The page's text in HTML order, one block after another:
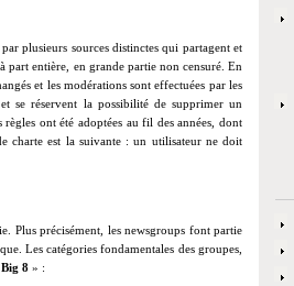
par plusieurs sources distinctes qui partagent et
part entière, en grande partie non censuré. En
et les modérations sont effectuées par les
et se réservent la possibilité de supprimer un
ont été adoptées au fil des années, dont
charte est la suivante :un utilisateur ne doit
Plus précisément, les newsgroups font partie
Les catégories fondamentales des groupes,
Big 8 » :